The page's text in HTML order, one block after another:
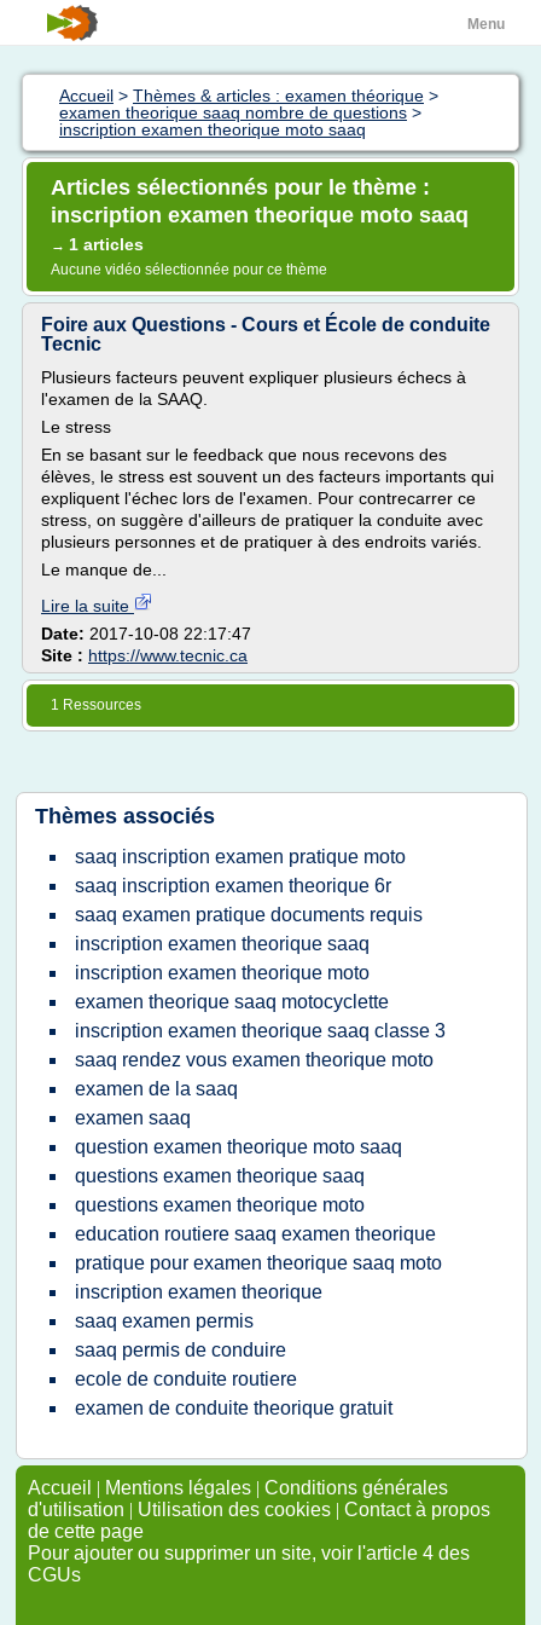
Menu
Accueil > Thèmes & articles : examen théorique >
examen theorique saaq nombre de questions >
inscription examen theorique moto saaq
Articles sélectionnés pour le thème :
inscription examen theorique moto saaq
→ 1 articles
Aucune vidéo sélectionnée pour ce thème
Foire aux Questions - Cours et École de conduite
Tecnic
Plusieurs facteurs peuvent expliquer plusieurs échecs à
l'examen de la SAAQ.
Le stress
En se basant sur le feedback que nous recevons des
élèves, le stress est souvent un des facteurs importants qui
expliquent l'échec lors de l'examen. Pour contrecarrer ce
stress, on suggère d'ailleurs de pratiquer la conduite avec
plusieurs personnes et de pratiquer à des endroits variés.
Le manque de...
Lire la suite
Date: 2017-10-08 22:17:47
Site : https://www.tecnic.ca
1 Ressources
Thèmes associés
saaq inscription examen pratique moto
saaq inscription examen theorique 6r
saaq examen pratique documents requis
inscription examen theorique saaq
inscription examen theorique moto
examen theorique saaq motocyclette
inscription examen theorique saaq classe 3
saaq rendez vous examen theorique moto
examen de la saaq
examen saaq
question examen theorique moto saaq
questions examen theorique saaq
questions examen theorique moto
education routiere saaq examen theorique
pratique pour examen theorique saaq moto
inscription examen theorique
saaq examen permis
saaq permis de conduire
ecole de conduite routiere
examen de conduite theorique gratuit
Accueil | Mentions légales | Conditions générales
d'utilisation | Utilisation des cookies | Contact à propos
de cette page
Pour ajouter ou supprimer un site, voir l'article 4 des
CGUs